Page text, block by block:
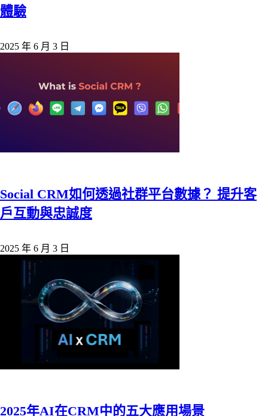
體驗
2025 年 6 月 3 日
Social CRM如何透過社群平台數據？ 提升客
戶互動與忠誠度
2025 年 6 月 3 日
2025年AI在CRM中的五大應用場景